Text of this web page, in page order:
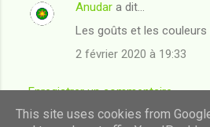
Anudar a dit…
Les goûts et les
2 février 2020 à 19:33
Enregistrer un commentaire
This site uses cookies from